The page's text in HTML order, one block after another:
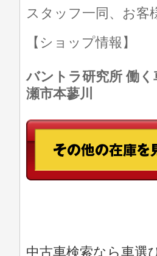
スタッフ一同、お客
【ショップ情報】
バントラ研究所 働
瀬市本蓼川
中古車検索なら車選